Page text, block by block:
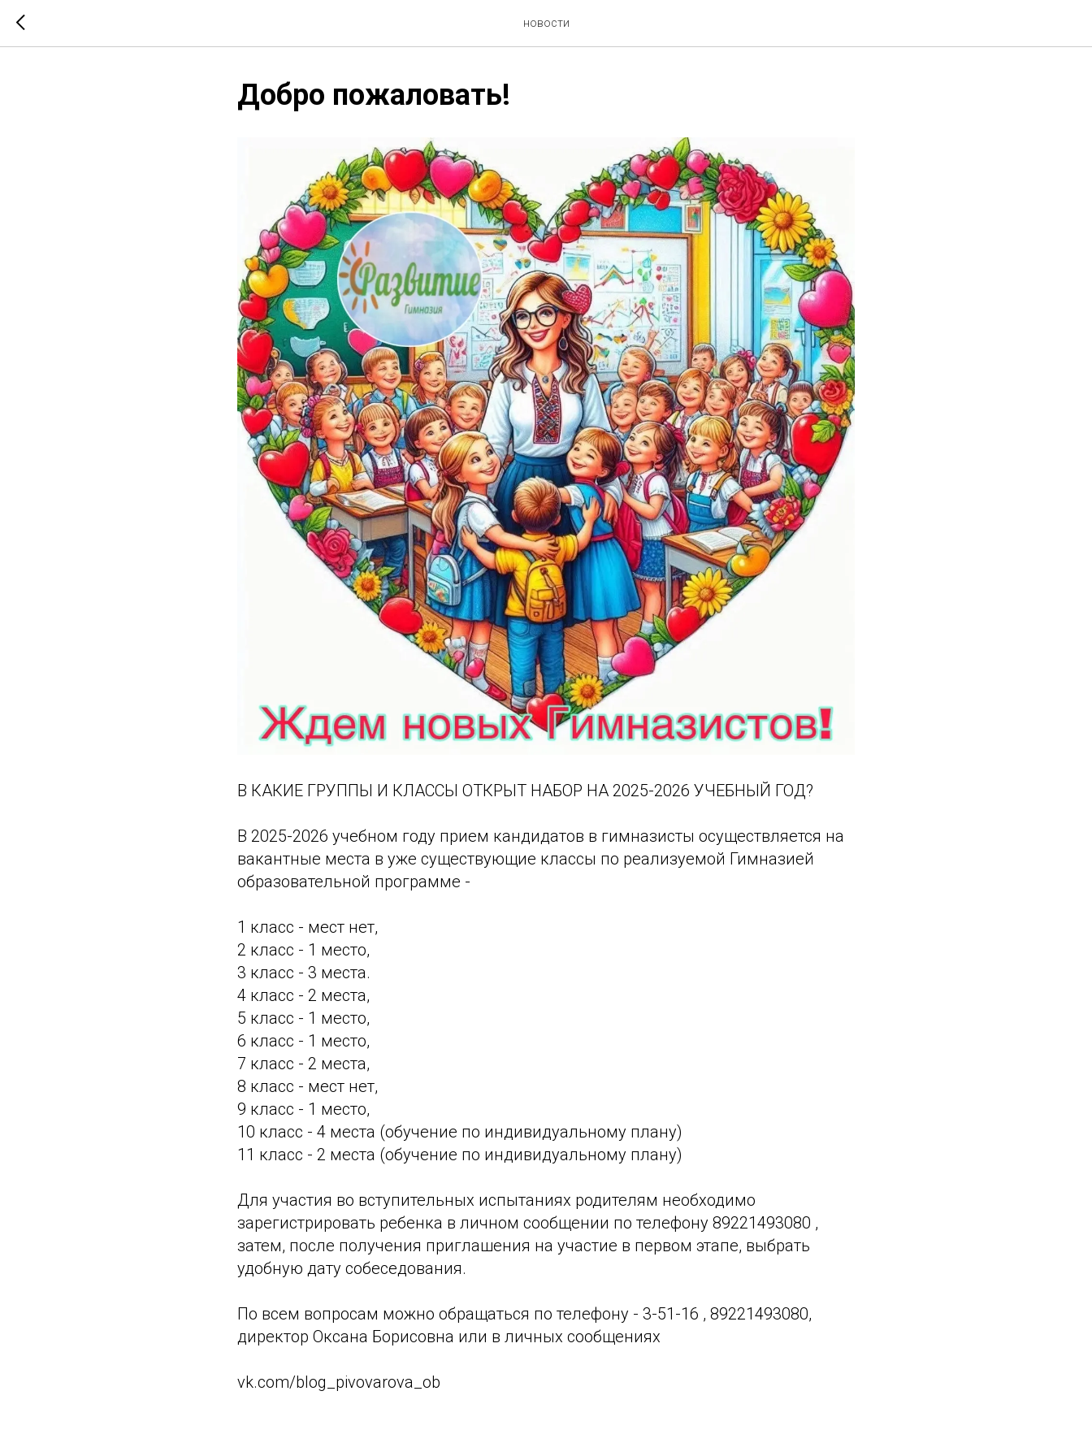
новости
Добро пожаловать!
В КАКИЕ ГРУППЫ И КЛАССЫ ОТКРЫТ НАБОР НА 2025-2026 УЧЕБНЫЙ ГОД?
В 2025-2026 учебном году прием кандидатов в гимназисты осуществляется на
вакантные места в уже существующие классы по реализуемой Гимназией
образовательной программе -
1 класс - мест нет,
2 класс - 1 место,
3 класс - 3 места.
4 класс - 2 места,
5 класс - 1 место,
6 класс - 1 место,
7 класс - 2 места,
8 класс - мест нет,
9 класс - 1 место,
10 класс - 4 места (обучение по индивидуальному плану)
11 класс - 2 места (обучение по индивидуальному плану)
Для участия во вступительных испытаниях родителям необходимо
зарегистрировать ребенка в личном сообщении по телефону 89221493080 ,
затем, после получения приглашения на участие в первом этапе, выбрать
удобную дату собеседования.
По всем вопросам можно обращаться по телефону - 3-51-16 , 89221493080,
директор Оксана Борисовна или в личных сообщениях
vk.com/blog_pivovarova_ob